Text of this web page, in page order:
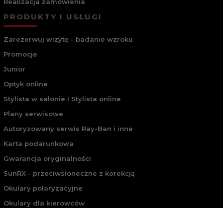
PRODUKTY I USŁUGI
Zarezerwuj wizytę - badanie wzroku
Promocje
Junior
Optyk online
Stylista w salonie I Stylista online
Plany serwisowe
Autoryzowany serwis Ray-Ban i inne
Karta podarunkowa
Gwarancja oryginalności
SunRX - przeciwsłoneczne z korekcją
Okulary polaryzacyjne
Okulary dla kierowców